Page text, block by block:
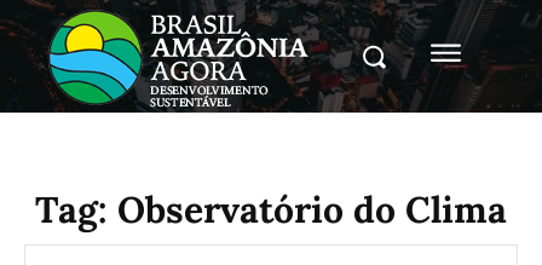
Tag: Observatório do Clima